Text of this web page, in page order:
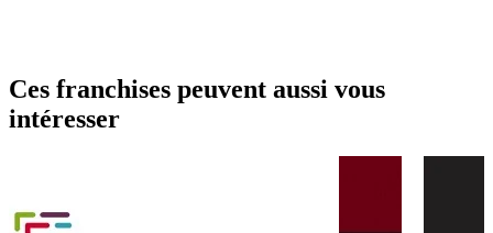
Ces franchises peuvent aussi vous
intéresser